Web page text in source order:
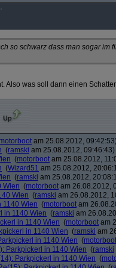
so schwarz dass man sogar im
Also was soll dann einen
motorboot am 25.08.2012,
(ramski am 25.08.2012, 09:46:43)
(motorboot am 25.08.2012,
(Wizard51 am 25.08.2012,
(ramski am 25.08.2012,
Wien (motorboot am 26.08.2012,
Wien (ramski am 26.08.2012,
1140 Wien (motorboot am
in 1140 Wien (ramski am
in 1140 Wien (motorboot am
in 1140 Wien (ramski am
in 1140 Wien (motorboot
Parkpickerl in 1140 Wien (ramski
Parkpickerl in 1140 Wien (